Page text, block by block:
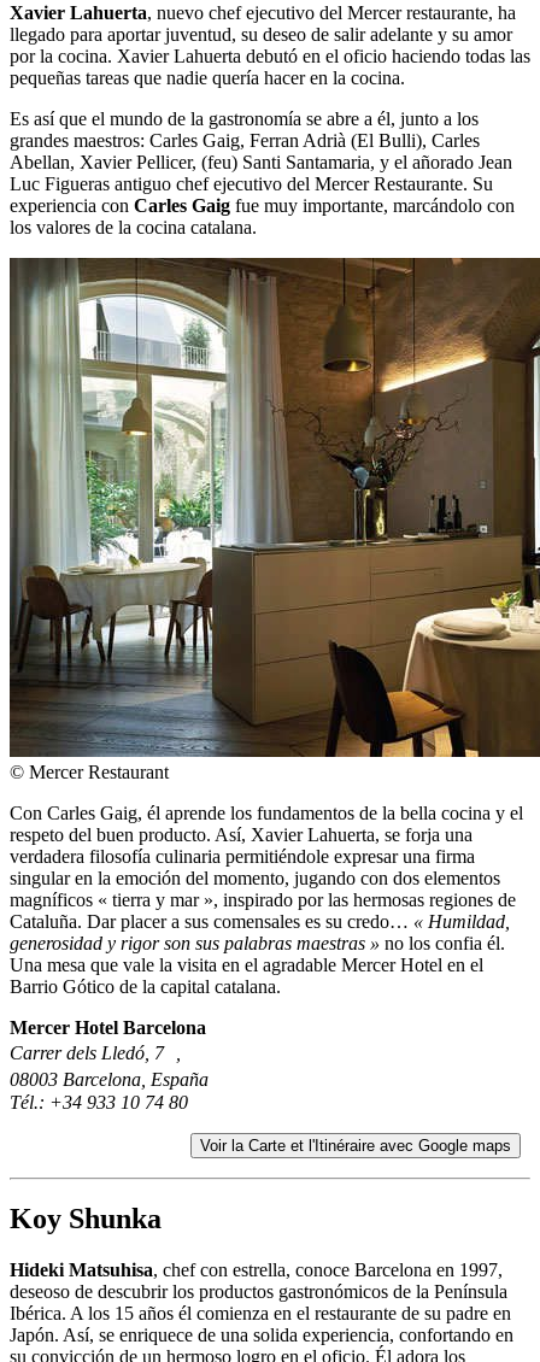
Xavier Lahuerta, nuevo chef ejecutivo del Mercer restaurante, ha
llegado para aportar juventud, su deseo de salir adelante y su amor
por la cocina. Xavier Lahuerta debutó en el oficio haciendo todas las
pequeñas tareas que nadie quería hacer en la cocina.
Es así que el mundo de la gastronomía se abre a él, junto a los
grandes maestros: Carles Gaig, Ferran Adrià (El Bulli), Carles
Abellan, Xavier Pellicer, (feu) Santi Santamaria, y el añorado Jean
Luc Figueras antiguo chef ejecutivo del Mercer Restaurante. Su
experiencia con Carles Gaig fue muy importante, marcándolo con
los valores de la cocina catalana.
© Mercer Restaurant
Con Carles Gaig, él aprende los fundamentos de la bella cocina y el
respeto del buen producto. Así, Xavier Lahuerta, se forja una
verdadera filosofía culinaria permitiéndole expresar una firma
singular en la emoción del momento, jugando con dos elementos
magníficos « tierra y mar », inspirado por las hermosas regiones de
Cataluña. Dar placer a sus comensales es su credo… « Humildad,
generosidad y rigor son sus palabras maestras » no los confia él.
Una mesa que vale la visita en el agradable Mercer Hotel en el
Barrio Gótico de la capital catalana.
Mercer Hotel Barcelona
Carrer dels Lledó, 7 ,
08003 Barcelona, España
Tél.: +34 933 10 74 80
Koy Shunka
Hideki Matsuhisa, chef con estrella, conoce Barcelona en 1997,
deseoso de descubrir los productos gastronómicos de la Península
Ibérica. A los 15 años él comienza en el restaurante de su padre en
Japón. Así, se enriquece de una solida experiencia, confortando en
su convicción de un hermoso logro en el oficio. Él adora los